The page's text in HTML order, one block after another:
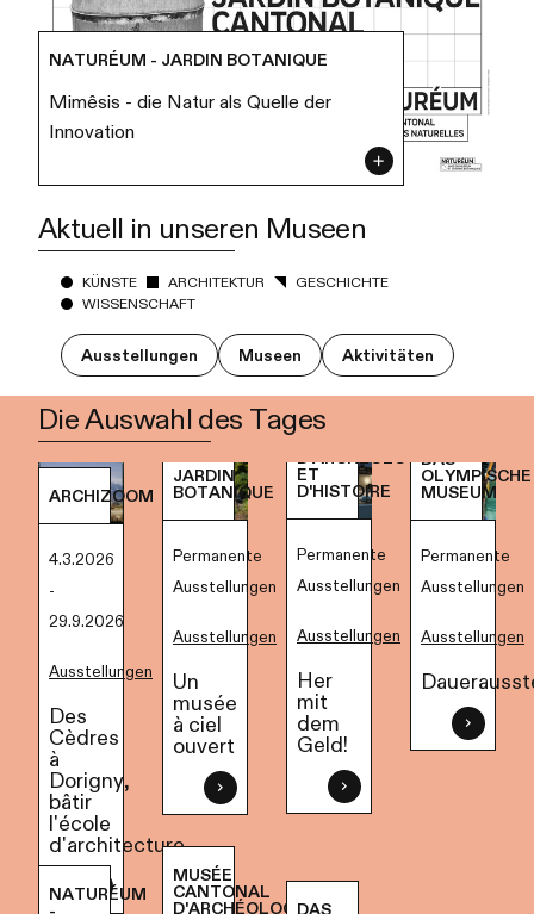
NATURÉUM - JARDIN BOTANIQUE
Mimêsis - die Natur als Quelle der
Innovation
Aktuell in unseren Museen
KÜNSTE ARCHITEKTUR
GESCHICHTE
WISSENSCHAFT
Ausstellungen Museen Aktivitäten
Die Auswahl des Tages
ARCHIZOOM
4.3.2026
-
29.9.2026
Ausstellungen
Des
Cèdres
à
Dorigny,
bâtir
l'école
d'architecture
NATURÉUM
-
JARDIN
BOTANIQUE
Permanente
Ausstellungen
Ausstellungen
Un
musée
à ciel
ouvert
MUSÉE
CANTONAL
D'ARCHÉOLOGIE
ET
D'HISTOIRE
Permanente
Ausstellungen
Ausstellungen
Her
mit
dem
Geld!
DAS
OLYMPISCHE
MUSEUM
Permanente
Ausstellungen
Ausstellungen